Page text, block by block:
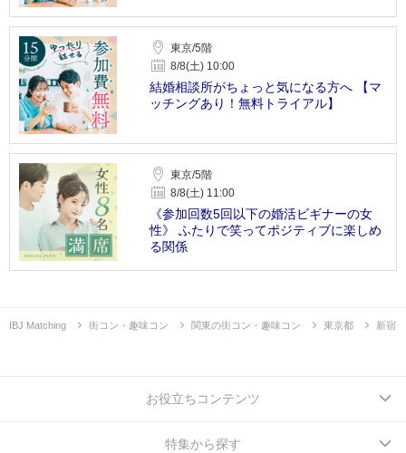
東京/5階
8/8(土) 10:00
結婚相談所がちょっと気になる方へ 【マ
ッチングあり！無料トライアル】
東京/5階
8/8(土) 11:00
《参加回数5回以下の婚活ビギナーの女
性》 ふたりで笑ってポジティブに楽しめ
る関係
IBJ Matching 街コン・趣味コン 関東の街コン・趣味コン 東京都 新宿
お役立ちコンテンツ
特集から探す